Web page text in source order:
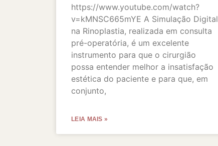
https://www.youtube.com/watch?
v=kMNSC665mYE A Simulação Digital
na Rinoplastia, realizada em consulta
pré-operatória, é um excelente
instrumento para que o cirurgião
possa entender melhor a insatisfação
estética do paciente e para que, em
conjunto,
LEIA MAIS »